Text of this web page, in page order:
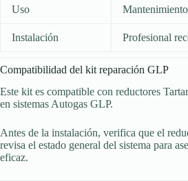
Uso
Instalación Profesional
Compatibilidad del kit reparación GLP
Este kit es compatible con reductores
en sistemas Autogas GLP.
Antes de la instalación, verifica que el
revisa el estado general del sistema para
eficaz.